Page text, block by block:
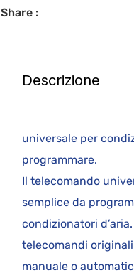
Share :
Descrizione
Il
universale per
programmare.
Il telecomando
semplice da
condizionatori
telecomandi
manuale o